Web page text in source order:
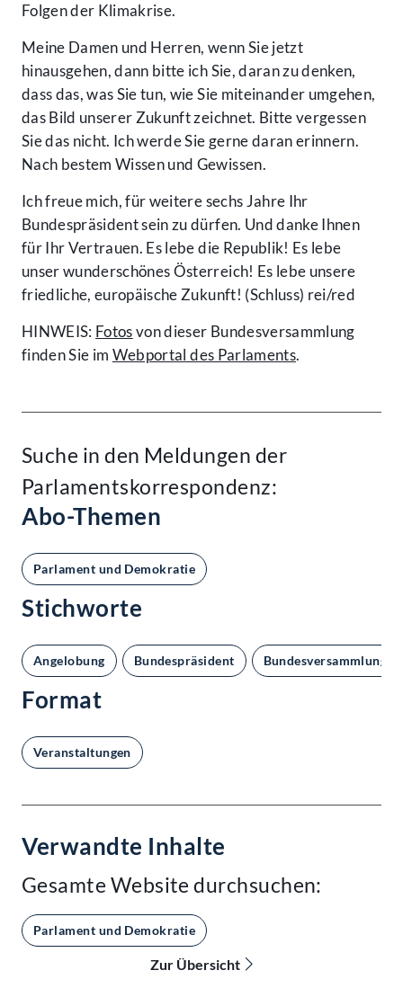
Folgen der Klimakrise.
Meine Damen und Herren, wenn Sie jetzt
hinausgehen, dann bitte ich Sie, daran zu denken,
dass das, was Sie tun, wie Sie miteinander umgehen,
das Bild unserer Zukunft zeichnet. Bitte vergessen
Sie das nicht. Ich werde Sie gerne daran erinnern.
Nach bestem Wissen und Gewissen.
Ich freue mich, für weitere sechs Jahre Ihr
Bundespräsident sein zu dürfen. Und danke Ihnen
für Ihr Vertrauen. Es lebe die Republik! Es lebe
unser wunderschönes Österreich! Es lebe unsere
friedliche, europäische Zukunft! (Schluss) rei/red
HINWEIS: Fotosvon dieser Bundesversammlung
finden Sie im Webportal des Parlaments.
Suche in den Meldungen der
Parlamentskorrespondenz:
Abo-Themen
Parlament und Demokratie
Stichworte
Angelobung Bundespräsident Bundesversammlung
Format
Veranstaltungen
Verwandte Inhalte
Gesamte Website durchsuchen:
Parlament und Demokratie
Zur Übersicht